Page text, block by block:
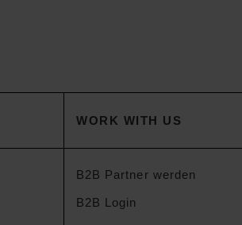
WORK WITH US
B2B Partner werden
B2B Login